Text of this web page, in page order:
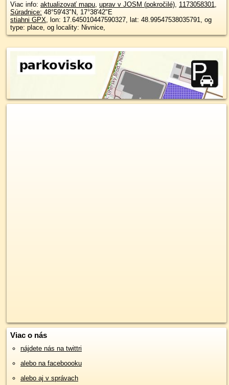
Viac info: aktualizovať mapu, uprav v JOSM (pokročilé), 1173058301,
Súradnice: 48°59'43"N, 17°38'42"E
stiahni GPX, lon: 17.645010447590327, lat: 48.99547538035791, og
type: place, og locality: Nivnice,
Viac o nás
nájdete nás na twittri
alebo na faceboooku
alebo aj v správach